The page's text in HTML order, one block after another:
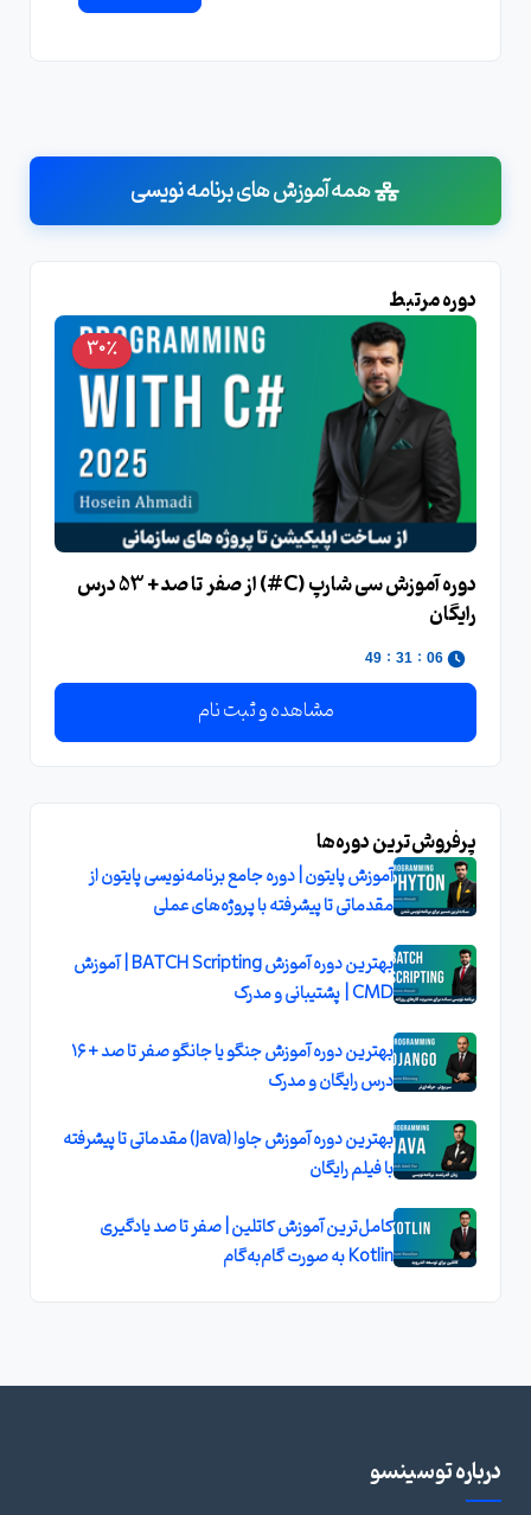
همه آموزش های برنامه نویسی
دوره مرتبط
30٪
دوره آموزش سی‌ شارپ (C#) از صفر تا صد + 53 درس
رایگان
06
:
31
:
48
مشاهده و ثبت نام
پرفروش‌ترین دوره‌ها
آموزش پایتون | دوره جامع برنامه‌نویسی پایتون از
مقدماتی تا پیشرفته با پروژه‌های عملی
بهترین دوره آموزش BATCH Scripting | آموزش
CMD | پشتیبانی و مدرک
بهترین دوره آموزش جنگو یا جانگو صفر تا صد + ۱۶
درس رایگان و مدرک
بهترین دوره آموزش جاوا (Java) مقدماتی تا پیشرفته
با فیلم رایگان
کامل‌ترین آموزش کاتلین | صفر تا صد یادگیری
Kotlin به صورت گام‌به‌گام
درباره توسینسو